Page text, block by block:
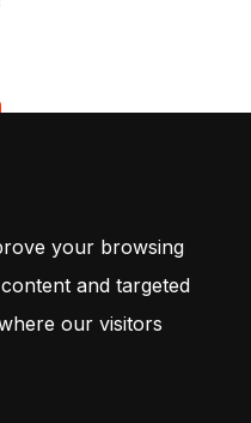
your browsing
and targeted
our visitors